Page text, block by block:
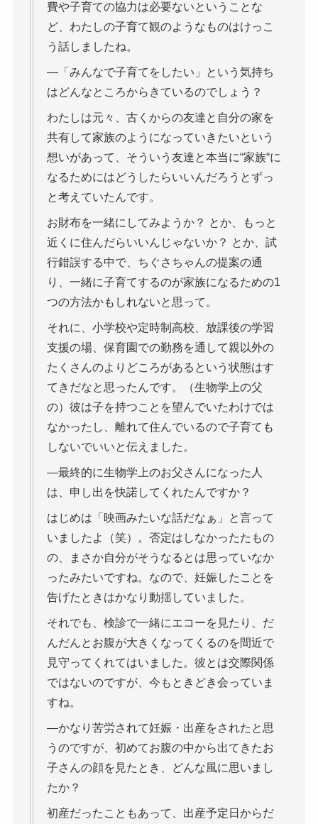
費や子育ての協力は必要ないということな
ど、わたしの子育て観のようなものはけっこ
う話しましたね。
―「みんなで子育てをしたい」という気持ち
はどんなところからきているのでしょう？
わたしは元々、古くからの友達と自分の家を
共有して家族のようになっていきたいという
想いがあって、そういう友達と本当に“家族“に
なるためにはどうしたらいいんだろうとずっ
と考えていたんです。
お財布を一緒にしてみようか？ とか、もっと
近くに住んだらいいんじゃないか？ とか、試
行錯誤する中で、ちぐさちゃんの提案の通
り、一緒に子育てするのが家族になるための1
つの方法かもしれないと思って。
それに、小学校や定時制高校、放課後の学習
支援の場、保育園での勤務を通して親以外の
たくさんのよりどころがあるという状態はす
てきだなと思ったんです。（生物学上の父
の）彼は子を持つことを望んでいたわけでは
なかったし、離れて住んでいるので子育ても
しないでいいと伝えました。
―最終的に生物学上のお父さんになった人
は、申し出を快諾してくれたんですか？
はじめは「映画みたいな話だなぁ」と言って
いましたよ（笑）。否定はしなかったたもの
の、まさか自分がそうなるとは思っていなか
ったみたいですね。なので、妊娠したことを
告げたときはかなり動揺していました。
それでも、検診で一緒にエコーを見たり、だ
んだんとお腹が大きくなってくるのを間近で
見守ってくれてはいました。彼とは交際関係
ではないのですが、今もときどき会っていま
すね。
―かなり苦労されて妊娠・出産をされたと思
うのですが、初めてお腹の中から出てきたお
子さんの顔を見たとき、どんな風に思いまし
たか？
初産だったこともあって、出産予定日からだ